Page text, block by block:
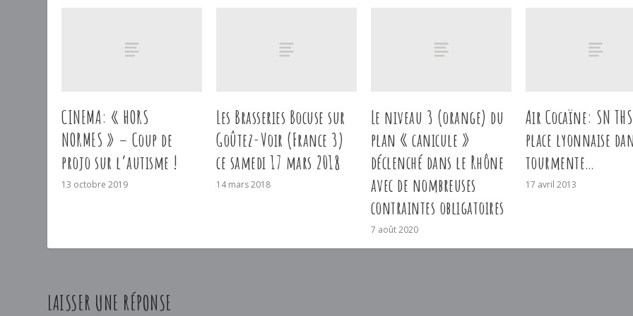
CINEMA: « HORS
NORMES » – Coup de
projo sur l’autisme !
13 octobre 2019
Les Brasseries Bocuse sur
Goûtez-Voir (France 3)
ce samedi 17 mars 2018
14 mars 2018
Le niveau 3 (orange) du
plan « canicule »
déclenché dans le Rhône
avec de nombreuses
contraintes obligatoires
7 août 2020
Air Cocaïne: SN
place lyonnaise
tourmente…
17 avril 2013
LAISSER UNE RÉPONSE